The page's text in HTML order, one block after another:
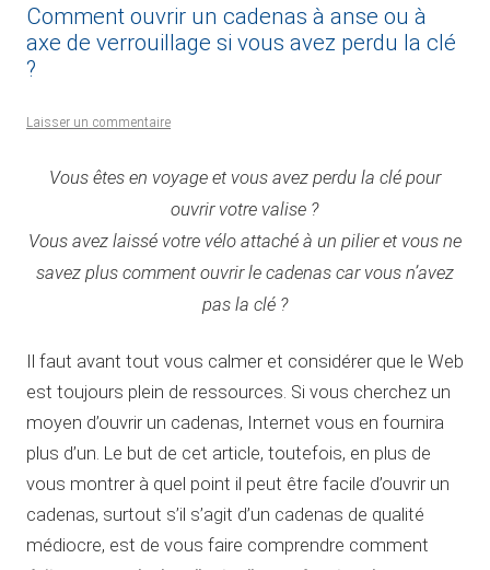
Comment ouvrir un cadenas à anse ou à
axe de verrouillage si vous avez perdu la clé
?
Laisser un commentaire
Vous êtes en voyage et vous avez perdu la clé pour
ouvrir votre valise ?
Vous avez laissé votre vélo attaché à un pilier et vous ne
savez plus comment ouvrir le cadenas car vous n’avez
pas la clé ?
Il faut avant tout vous calmer et considérer que le Web
est toujours plein de ressources. Si vous cherchez un
moyen d’ouvrir un cadenas, Internet vous en fournira
plus d’un. Le but de cet article, toutefois, en plus de
vous montrer à quel point il peut être facile d’ouvrir un
cadenas, surtout s’il s’agit d’un cadenas de qualité
médiocre, est de vous faire comprendre comment